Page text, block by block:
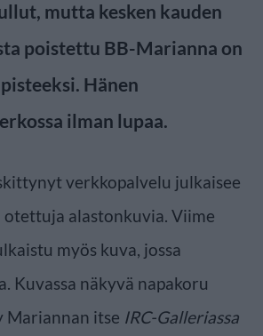
mutta kesken kauden
poistettu BB-Marianna on
Hänen
ilman lupaa.
verkkopalvelu julkaisee
alastonkuvia. Viime
myös kuva, jossa
Kuvassa näkyvä napakoru
Mariannan itse IRC-Galleriassa